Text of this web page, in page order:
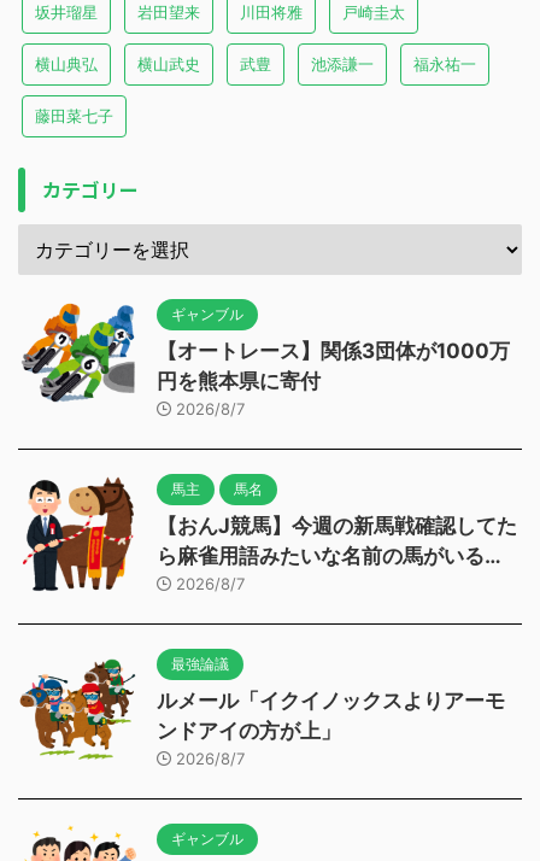
坂井瑠星 岩田望来 川田将雅 戸崎圭太
横山典弘 横山武史 武豊 池添謙一 福永祐一
藤田菜七子
カテゴリー
ギャンブル
【オートレース】関係3団体が1000万
円を熊本県に寄付
2026/8/7
馬主 馬名
【おんJ競馬】今週の新馬戦確認してた
ら麻雀用語みたいな名前の馬がいる…
2026/8/7
最強論議
ルメール「イクイノックスよりアーモ
ンドアイの方が上」
2026/8/7
ギャンブル